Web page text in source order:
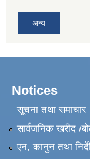
अन्य
Notices
सूचना तथा समाचार
सार्वजनिक खरीद /
एन, कानुन तथा